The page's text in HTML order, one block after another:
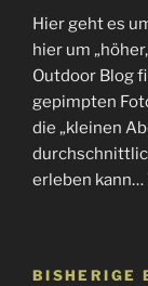
Hier geht es
hier um
Outdoor Blog
gepimpten
die „kleinen
erleben kann…
BISHERIGE